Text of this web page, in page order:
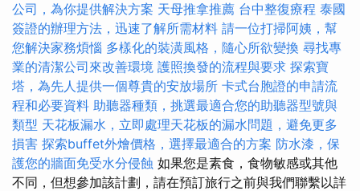
公司，為你提供解決方案 天母推拿推薦 台中整復療程 泰國
簽證的辦理方法，迅速了解所需材料 請一位打掃阿姨，幫
您解決家務煩惱 多樣化的裝潢風格，隨心所欲變換 尋找專
業的清潔公司來改善環境 護照換發的流程與要求 探索寶
塔，為先人提供一個尊貴的安放場所 卡式台胞證的申請流
程和必要資料 助聽器種類，挑選最適合您的助聽器型號與
類型 天花板漏水，立即處理天花板的漏水問題，避免更多
損害 探索buffet外燴價格，選擇最適合的方案 防水漆，保
護您的牆面免受水分侵蝕 如果您是素食，食物敏感或其他
不同，但想參加該計劃，請在預訂旅行之前與我們聯繫以詳